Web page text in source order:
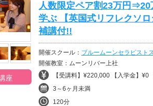
座
人数限定ペア割23万円
学ぶ 【英国式リフレクソ
補講付!!
開催スクール： ブルームーンセラピストスクー
開催教室：ムーンリバー上社
【受講料】¥220,000 【入学金】¥0
3～6ヶ月未満
120分